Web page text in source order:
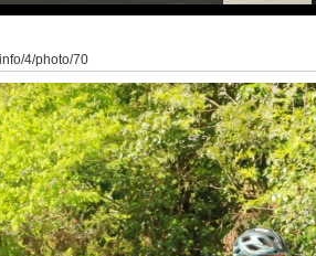
4/photo/70